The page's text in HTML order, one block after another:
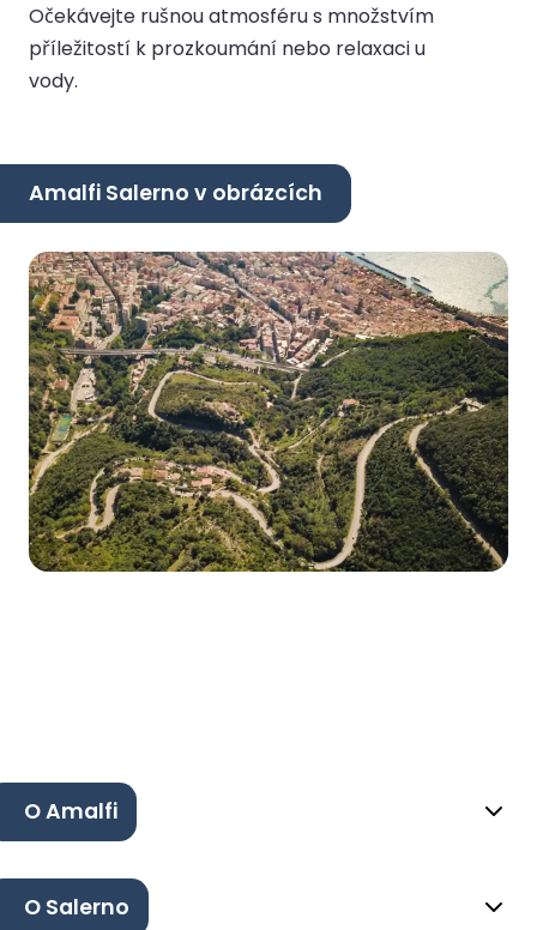
Očekávejte rušnou atmosféru s množstvím
příležitostí k prozkoumání nebo relaxaci u
vody.
Amalfi Salerno v obrázcích
O Amalfi
O Salerno